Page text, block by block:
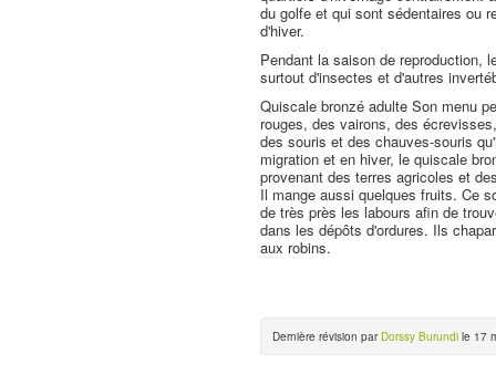
du golfe et qui sont sédentaires ou
d'hiver.
Pendant la saison de reproduction,
surtout d'insectes et d'autres
Quiscale bronzé adulte Son menu
rouges, des vairons, des
des souris et des chauves-souris
migration et en hiver, le quiscale
provenant des terres agricoles et
Il mange aussi quelques fruits. Ce
de très près les labours afin de
dans les dépôts d'ordures. Ils
aux robins.
Dernière révision parDorssy Burundi le 17